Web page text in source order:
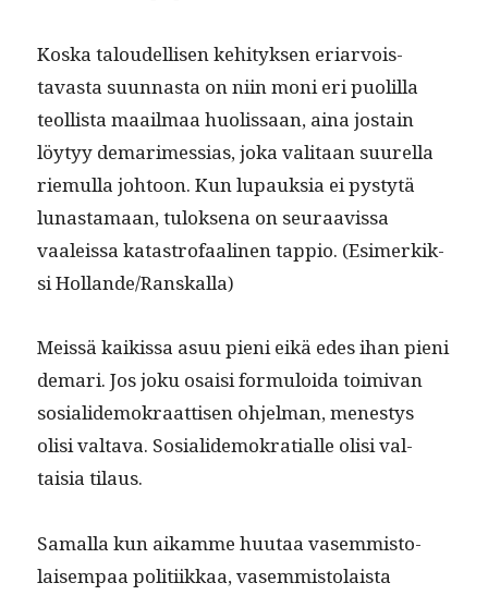
Kos­ka taloudel­lisen kehi­tyk­sen eri­ar­vois­
tavas­ta suun­nas­ta on niin moni eri puo­lil­la
teol­lista maail­maa huolis­saan, aina jostain
löy­tyy demarimes­sias, joka val­i­taan suurel­la
riemul­la johtoon. Kun lupauk­sia ei pystytä
lunas­ta­maan, tulok­se­na on seu­raavis­sa
vaaleis­sa katas­tro­faa­li­nen tap­pio. (Esimerkik­
si Hollande/Ranskalla)
Meis­sä kaikissa asuu pieni eikä edes ihan pieni
demari. Jos joku osaisi for­mu­loi­da toimi­van
sosialidemokraat­tisen ohjel­man, men­estys
olisi val­ta­va. Sosialidemokra­tialle olisi val­
taisia tilaus.
Samal­la kun aikamme huu­taa vasem­mis­to­
laisem­paa poli­ti­ikkaa, vasem­mis­to­laista